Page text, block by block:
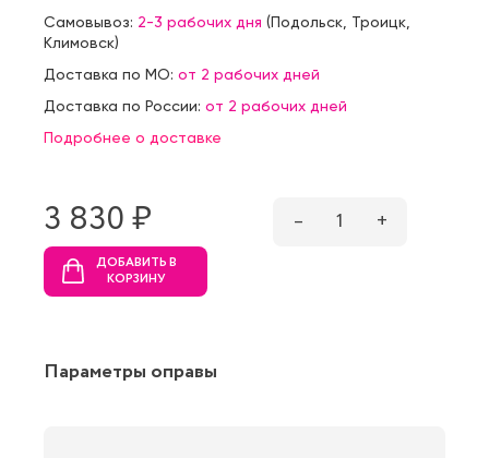
Самовывоз: 2-3 рабочих дня (Подольск Троицк
Климовск)
Доставка по МО: от 2 рабочих дней
Доставка по России: от 2 рабочих дней
Подробнее о доставке
3 830 ₷ – 1 +
ДОБАВИТЬ В
КОРЗИНУ
Параметры оправы